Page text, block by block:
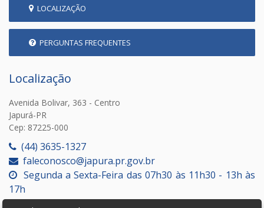
LOCALIZAÇÃO
PERGUNTAS FREQUENTES
Localização
Avenida Bolivar, 363 - Centro
Japurá-PR
Cep: 87225-000
(44) 3635-1327
faleconosco@japura.pr.gov.br
Segunda a Sexta-Feira das 07h30 às 11h30 - 13h às
17h